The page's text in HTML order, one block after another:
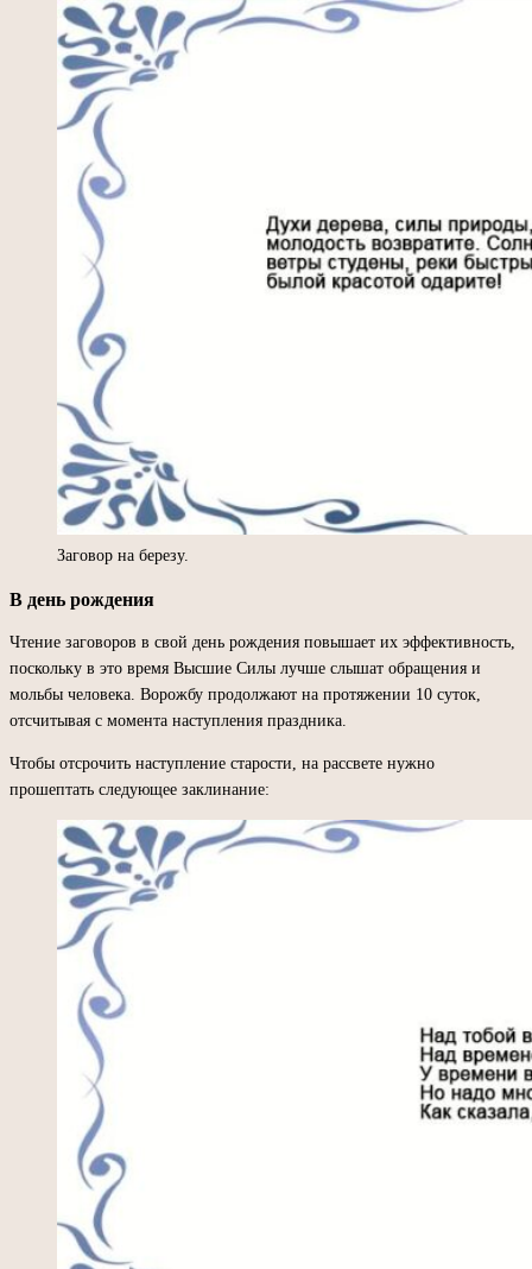
Заговор на березу.
В день рождения
Чтение заговоров в свой день рождения повышает их эффективность,
поскольку в это время Высшие Силы лучше слышат обращения и
мольбы человека. Ворожбу продолжают на протяжении 10 суток,
отсчитывая с момента наступления праздника.
Чтобы отсрочить наступление старости, на рассвете нужно
прошептать следующее заклинание: